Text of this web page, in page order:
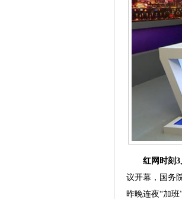
红网时刻
议开幕，国务
昨晚连夜“加